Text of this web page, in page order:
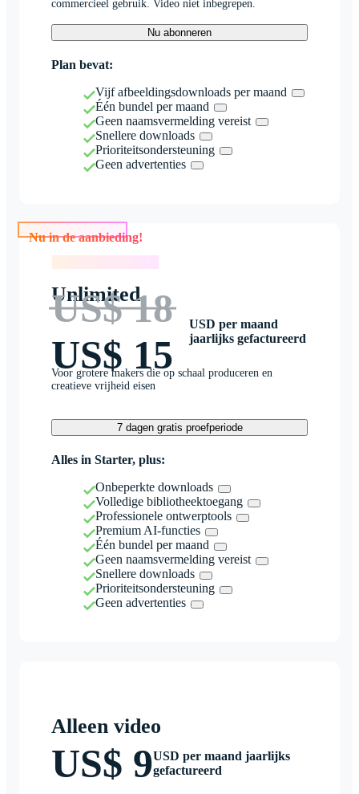
commercieel gebruik. Video niet inbegrepen.
Nu abonneren
Plan bevat:
Vijf afbeeldingsdownloads per maand
Één bundel per maand
Geen naamsvermelding vereist
Snellere downloads
Prioriteitsondersteuning
Geen advertenties
Nu in de aanbieding!
Unlimited
US$ 18
US$ 15
USD per maand
jaarlijks gefactureerd
Voor grotere makers die op schaal produceren en
creatieve vrijheid eisen
7 dagen gratis proefperiode
Alles in Starter, plus:
Onbeperkte downloads
Volledige bibliotheektoegang
Professionele ontwerptools
Premium AI-functies
Één bundel per maand
Geen naamsvermelding vereist
Snellere downloads
Prioriteitsondersteuning
Geen advertenties
Alleen video
US$ 9USD per maand jaarlijks
gefactureerd